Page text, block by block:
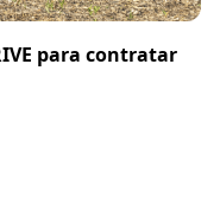
para contratar